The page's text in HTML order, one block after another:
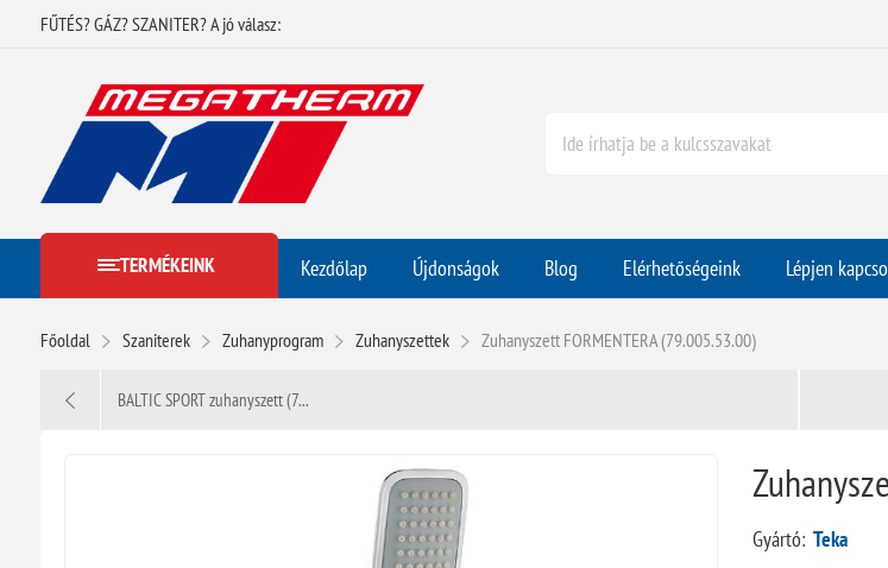
FŰTÉS? GÁZ? SZANITER? A jó válasz:
TERMÉKEINK Kezdőlap Újdonságok Blog Elérhetőségeink Lépjen
Főoldal Szaniterek Zuhanyprogram Zuhanyszettek Zuhanyszett FORMENTERA (79.005.53.00)
BALTIC SPORT zuhanyszett (7...
Gyártó: Teka